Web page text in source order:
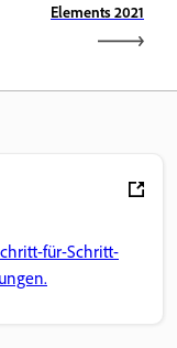
Elements 2021
für-Schritt-